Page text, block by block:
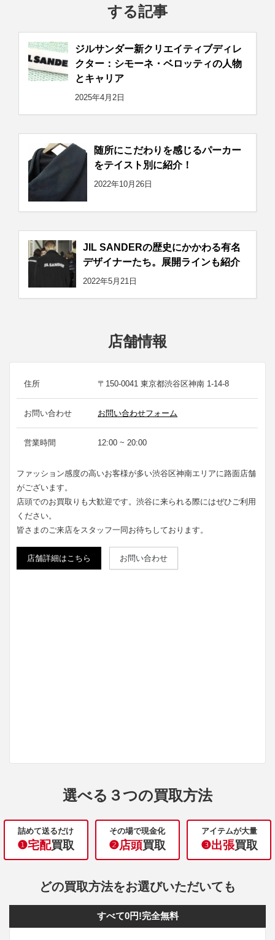
する記事
ジルサンダー新クリエイティブディレ
クター：シモーネ・ベロッティの人物
とキャリア
2025年4月2日
随所にこだわりを感じるパーカー
をテイスト別に紹介！
2022年10月26日
JIL SANDERの歴史にかかわる有名
デザイナーたち。展開ラインも紹介
2022年5月21日
店舗情報
住所 〒150-0041 東京都渋谷区神南 1-14-8
お問い合わせ お問い合わせフォーム
営業時間 12:00 ~ 20:00
ファッション感度の高いお客様が多い渋谷区神南エリアに路面店舗
がございます。
店頭でのお買取りも大歓迎です。渋谷に来られる際にはぜひご利用
ください。
皆さまのご来店をスタッフ一同お待ちしております。
店舗詳細はこちら お問い合わせ
選べる３つの買取方法
詰めて送るだけ
❶宅配買取
その場で現金化
❷店頭買取
アイテムが大量
❸出張買取
どの買取方法をお選びいただいても
すべて0円!完全無料